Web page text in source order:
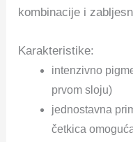
kombinacije i
Karakteristike:
intenzivno
prvom sloju)
jednostavna
četkica